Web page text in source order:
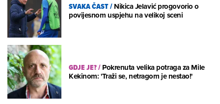
SVAKA ČAST/Nikica Jelavić progovorio o
povijesnom uspjehu na velikoj sceni
GDJE JE?/Pokrenuta velika potraga za Mile
Kekinom: 'Traži se, netragom je nestao!'